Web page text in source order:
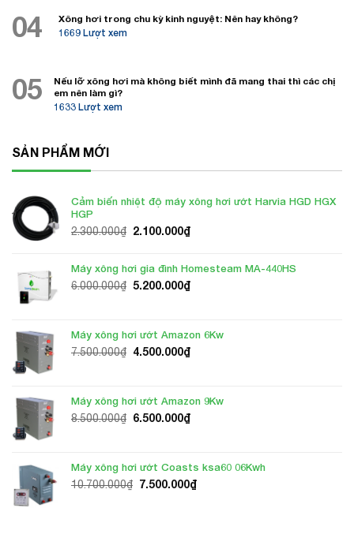
04
Xông hơi trong chu kỳ kinh nguyệt: Nên hay không?
1669 Lượt xem
05
Nếu lỡ xông hơi mà không biết mình đã mang thai thì các chị
em nên làm gì?
1633 Lượt xem
SẢN PHẨM MỚI
Cảm biến nhiệt độ máy xông hơi ướt Harvia HGD HGX
HGP
2.300.000₫ Giá
2.300.000₫.
2.100.000₫Giá
là:
2.100.000₫.
Máy xông hơi gia đình Homesteam MA-440HS
6.000.000₫ Giá
5.200.000₫Giá
5.200.000₫.
Máy xông hơi ướt Amazon 6Kw
7.500.000₫ Giá
4.500.000₫Giá
4.500.000₫.
Máy xông hơi ướt Amazon 9Kw
8.500.000₫ Giá
6.500.000₫Giá
6.500.000₫.
Máy xông hơi ướt Coasts ksa60 06Kwh
10.700.000₫ Giá
7.500.000₫Giá